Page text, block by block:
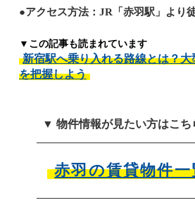
●アクセス方法：JR「赤羽駅」より
▼この記事も読まれています
新宿駅へ乗り入れる路線とは？
を把握しよう
▼ 物件情報が見たい方はこ
赤羽の賃貸物件